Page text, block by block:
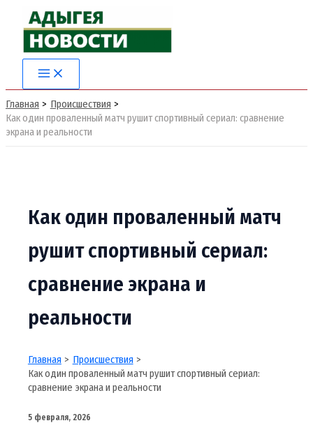
Перейти
содержимому
Главная
Происшествия
Как один проваленный матч рушит спортивный сериал: сравнение
экрана и реальности
Как один проваленный матч
рушит спортивный сериал:
сравнение экрана и
реальности
Главная
Происшествия
Как один проваленный матч рушит спортивный сериал:
сравнение экрана и реальности
5 февраля, 2026